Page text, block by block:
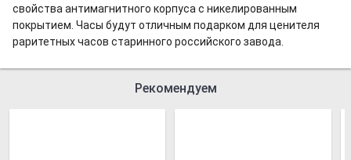
свойства антимагнитного корпуса с никелированным
покрытием. Часы будут отличным подарком для ценителя
раритетных часов старинного российского завода.
Рекомендуем